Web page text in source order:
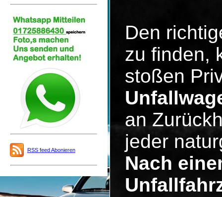
RSS feed Abonieren
Den
zu finden,
stoßen
an
jeder
Nach